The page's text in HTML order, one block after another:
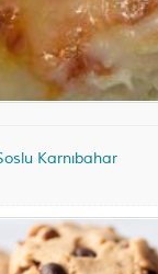
Karnıbahar